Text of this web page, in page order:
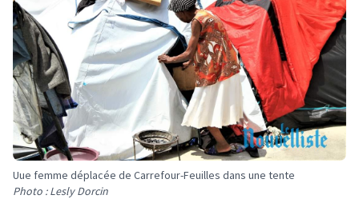
Uue femme déplacée de Carrefour-Feuilles dans une tente
Photo : Lesly Dorcin